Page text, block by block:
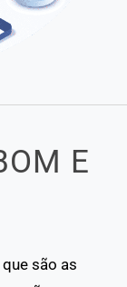
E
são as